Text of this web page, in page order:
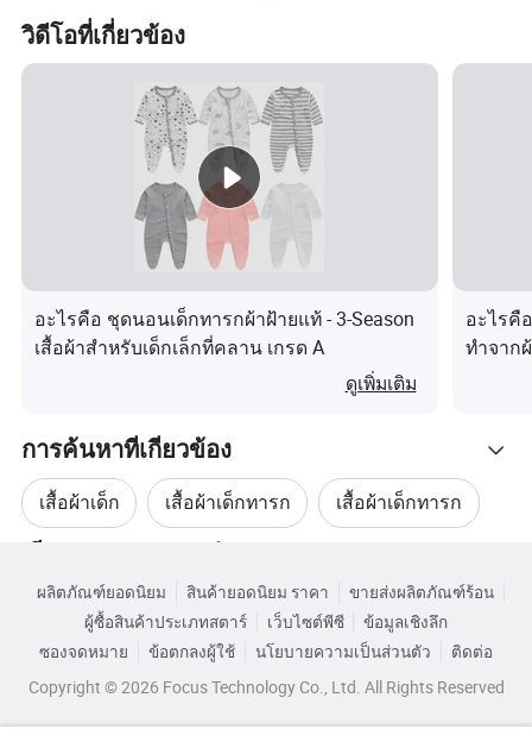
เพศ
การบรรจุหีบห่อ
1 ชิ้น / OPP
6 ม . 2 ปี
ชุดเสื้อผ้าเด็กผู้หญิง
ของเส้นใยโพลีเอสเตอร์
สั้น
การออกแบบ Hemline
เบาและนุ่มนวล
ดีไซน์ที่สวยงาม
สวมใส่และถอดออกได้ง่าย
ปรับแต่งได้
คำติชมจากลูกค้า
วิดีโอที่เกี่ยวข้อง
อะไรคือ ชุดนอนเด็กทารกผ้าฝ้ายแท้ - 3-Season
เสื้อผ้าสำหรับเด็กเล็กที่คลาน เกรด A
ดูเพิ่มเติม
อะไรคื
ทำจาก
การค้นหาที่เกี่ยวข้อง
เสื้อผ้าเด็ก เสื้อผ้าเด็กทารก เสื้อผ้าเด็กทารก
ผลิตภัณฑ์ยอดนิยม สินค้ายอดนิยม ราคา
ขายส่งผลิตภัณฑ์ร้อน
ผู้ซื้อสินค้าประเภทสตาร์
เว็บไซต์พีซี
ข้อมูลเชิงลึก
ซองจดหมาย
ข้อตกลงผู้ใช้ นโยบายความเป็นส่วนตัว
ติดต่อ
Copyright © 2026 Focus Technology Co., Ltd. All Rights Reserved